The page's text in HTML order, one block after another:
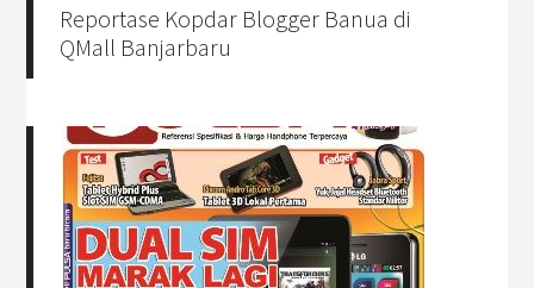
Reportase Kopdar Blogger Banua di
QMall Banjarbaru